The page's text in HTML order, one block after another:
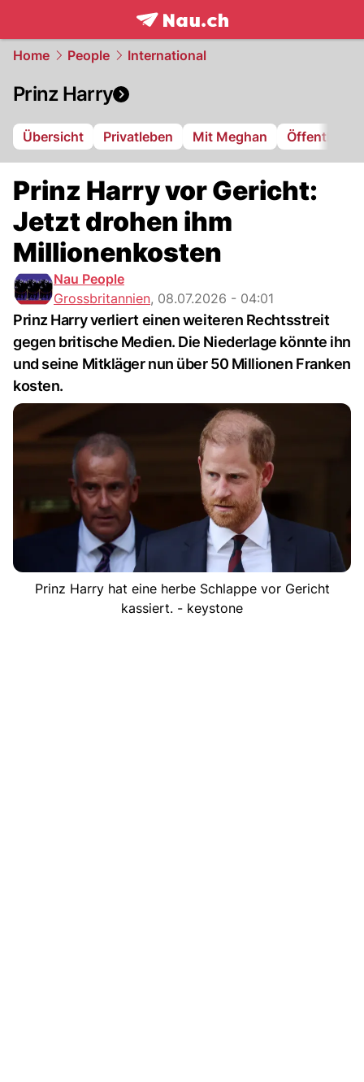
frontpage.NAU.ch
Home People International
Prinz Harry
Übersicht Privatleben Mit Meghan Öffentliche
Prinz Harry vor Gericht:
Jetzt drohen ihm
Millionenkosten
Nau People
Grossbritannien, 08.07.2026 - 04:01
Prinz Harry verliert einen weiteren Rechtsstreit
gegen britische Medien. Die Niederlage könnte ihn
und seine Mitkläger nun über 50 Millionen Franken
kosten.
Prinz Harry hat eine herbe Schlappe vor Gericht
kassiert. - keystone